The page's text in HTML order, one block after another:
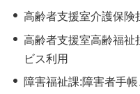
高齢者支援室介護保険
高齢者支援室高齢福祉
ビス利用
障害福祉課:障害者手